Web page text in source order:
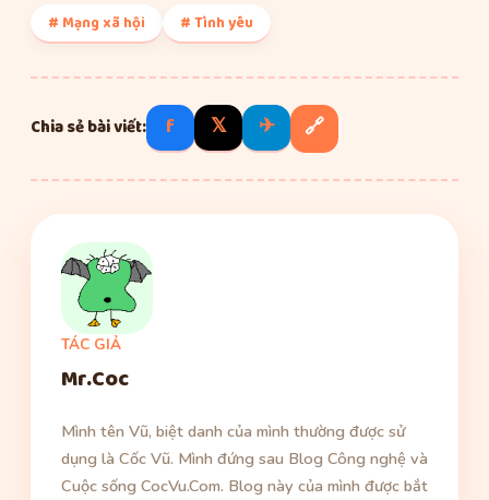
# Mạng xã hội # Tình yêu
Chia sẻ bài viết: f 𝕏 ✈ 🔗
TÁC GIẢ
Mr.Coc
Mình tên Vũ, biệt danh của mình thường được sử
dụng là Cốc Vũ. Mình đứng sau Blog Công nghệ và
Cuộc sống CocVu.Com. Blog này của mình được bắt